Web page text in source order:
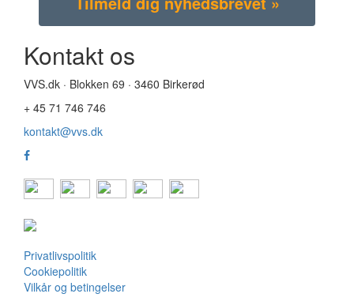
Kontakt os
VVS.dk · Blokken 69 · 3460 Birkerød
+ 45 71 746 746
kontakt@vvs.dk
Privatlivspolitik
Cookiepolitik
Vilkår og betingelser